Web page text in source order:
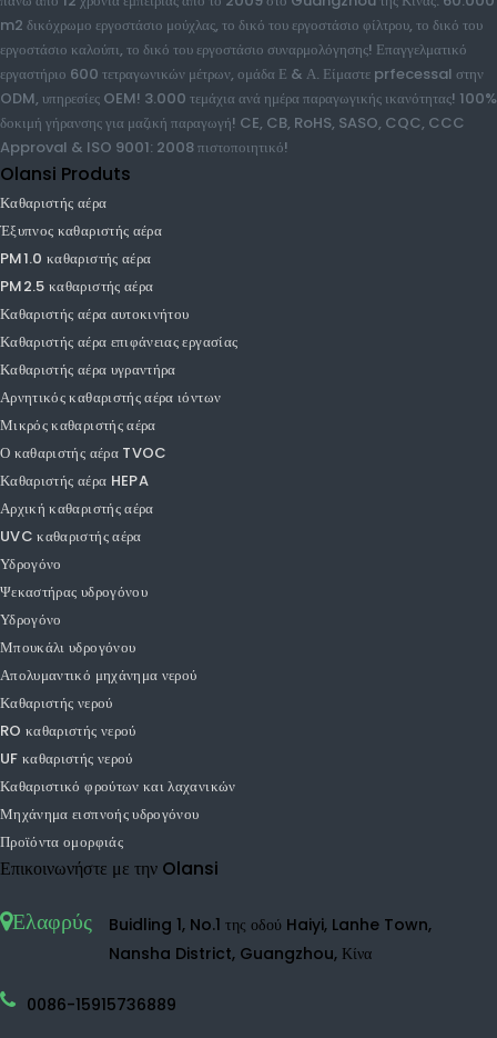
Olansi Healthcare Co, Ltd είναι επαγγελματίας κατασκευαστής του
καθαριστή αέρα, υδρογόνο νερό, καθαριστής νερού κ.λπ. προϊόντα υγειονομικής
περίθαλψης, πάνω από 12 χρόνια εμπειρίας από το 2009 στο Guangzhou της
Κίνας. 60.000 m2 δικόχρωμο εργοστάσιο μούχλας, το δικό του εργοστάσιο
φίλτρου, το δικό του εργοστάσιο καλούπι, το δικό του εργοστάσιο
συναρμολόγησης! Επαγγελματικό εργαστήριο 600 τετραγωνικών μέτρων,
ομάδα Ε & Α. Είμαστε prfecessal στην ODM, υπηρεσίες OEM! 3.000
τεμάχια ανά ημέρα παραγωγικής ικανότητας! 100% δοκιμή γήρανσης για
μαζική παραγωγή! CE, CB, RoHS, SASO, CQC, CCC Approval & ISO
9001: 2008 πιστοποιητικό!
Olansi Produts
Καθαριστής αέρα
Έξυπνος καθαριστής αέρα
PM1.0 καθαριστής αέρα
PM2.5 καθαριστής αέρα
Καθαριστής αέρα αυτοκινήτου
Καθαριστής αέρα υγραντήρα
Αρνητικός καθαριστής αέρα ιόντων
Μικρός καθαριστής αέρα
Ο καθαριστής αέρα TVOC
Καθαριστής αέρα HEPA
Αρχική καθαριστής αέρα
UVC καθαριστής αέρα
Ψεκαστήρας υδρογόνου
Μπουκάλι υδρογόνου